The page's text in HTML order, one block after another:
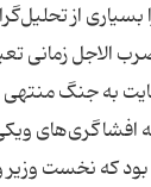
پیش بازمی‌گردد و البته کشور
الاجل زمانی
به جنگ منتهی
بود و نه
هفتمین روز از ماه ژوئن